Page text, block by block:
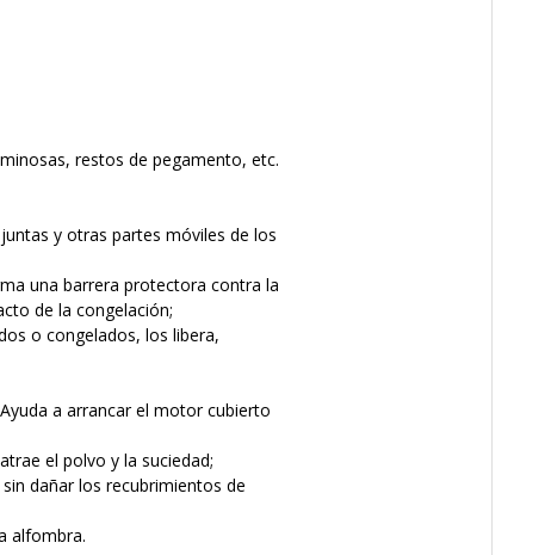
restos de pegamento, etc.
y otras partes móviles de los
una barrera protectora contra la
de la congelación;
o congelados, los libera,
a arrancar el motor cubierto
el polvo y la suciedad;
dañar los recubrimientos de
alfombra.